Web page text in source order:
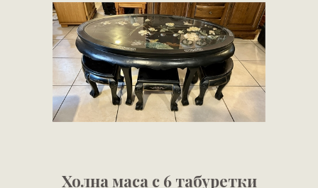
Холна маса с 6 табуретки